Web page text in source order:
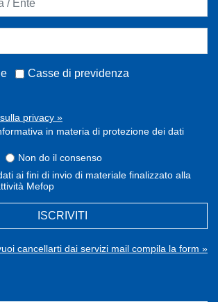
Casse di previdenza
privacy »
in materia di protezione dei dati
Non do il consenso
ai fini di invio di materiale finalizzato alla
Mefop
ISCRIVITI
cancellarti dai servizi mail compila la form »